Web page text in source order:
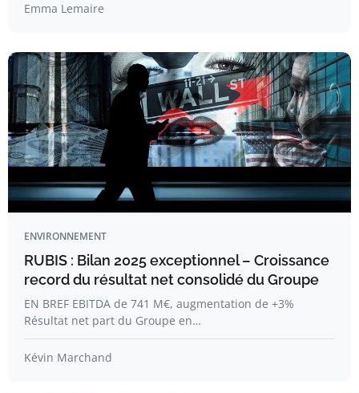
Emma Lemaire
ENVIRONNEMENT
RUBIS : Bilan 2025 exceptionnel – Croissance
record du résultat net consolidé du Groupe
EN BREF EBITDA de 741 M€, augmentation de +3%
Résultat net part du Groupe en…
Kévin Marchand